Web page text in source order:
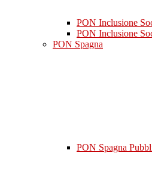
PON Inclusione
PON Inclusione
PON Spagna
PON Spagna